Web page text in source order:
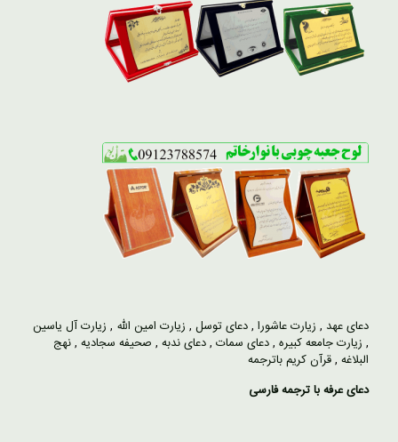
دعای عهد , زیارت عاشورا ,دعای توسل , زیارت امین الله , زیارت آل یاسین
, زیارت جامعه کبیره ,دعای سمات ,دعای ندبه , صحیفه سجادیه ,نهج
البلاغه ,قرآن کریم باترجمه
دعای عرفه با ترجمه فارسی